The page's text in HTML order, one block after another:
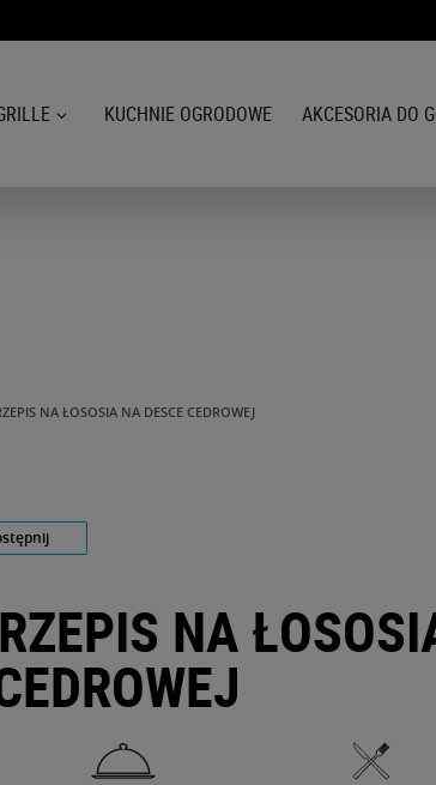
KUCHNIE OGRODOWE AKCESORIA DO
NA ŁOSOSIA NA DESCE CEDROWEJ
NA